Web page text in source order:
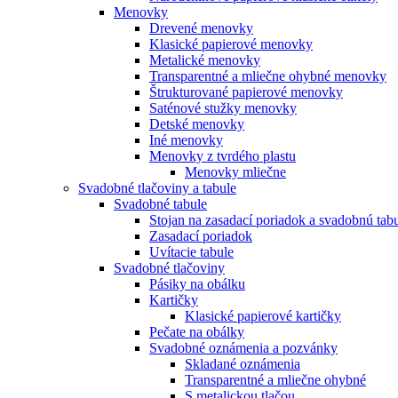
Menovky
Drevené menovky
Klasické papierové menovky
Metalické menovky
Transparentné a mliečne ohybné menovky
Štrukturované papierové menovky
Saténové stužky menovky
Detské menovky
Iné menovky
Menovky z tvrdého plastu
Menovky mliečne
Svadobné tlačoviny a tabule
Svadobné tabule
Stojan na zasadací poriadok a svadobnú
Zasadací poriadok
Uvítacie tabule
Svadobné tlačoviny
Pásiky na obálku
Kartičky
Klasické papierové kartičky
Pečate na obálky
Svadobné oznámenia a pozvánky
Skladané oznámenia
Transparentné a mliečne ohybné